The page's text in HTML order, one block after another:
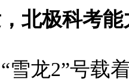
极科考能
龙2”号载着